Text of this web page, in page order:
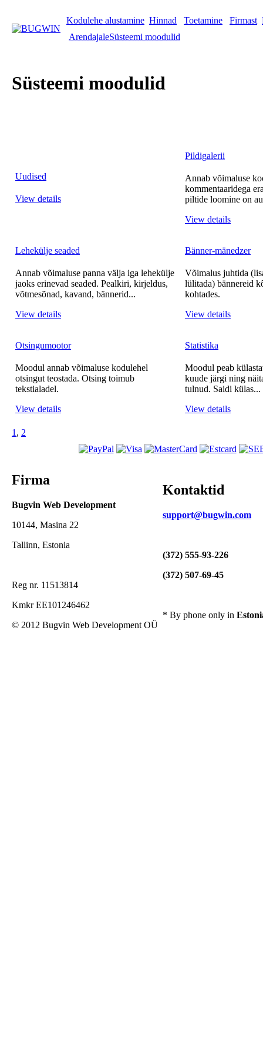
Kodulehe alustamine Hinnad Toetamine Firmast
ArendajaleSüsteemi moodulid
Süsteemi moodulid
Uudised
View details
Pildigalerii
Annab võimaluse
kommentaaridega
piltide loomine on
View details
Lehekülje seaded
Annab võimaluse panna välja iga lehekülje
jaoks erinevad seaded. Pealkiri, kirjeldus,
võtmesõnad, kavand, bännerid...
View details
Bänner-mänedzer
Võimalus juhtida
lülitada) bännereid
kohtades.
View details
Otsingumootor
Moodul annab võimaluse kodulehel
otsingut teostada. Otsing toimub
tekstialadel.
View details
Statistika
Moodul peab
kuude järgi ning
tulnud. Saidi külas...
View details
1 , 2
Firma
Bugvin Web Development
10144, Masina 22
Tallinn, Estonia
Reg nr. 11513814
Kmkr EE101246462
© 2012 Bugvin Web Development OÜ
Kontaktid
support@bugwin.com
(372) 555-93-226
(372) 507-69-45
* By phone only in